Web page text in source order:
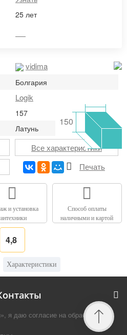
25 лет
vidima
Болгария
Logik
157
Латунь
150
Все характеристики
Печать
и установка
Способ оплаты
наличными и картой
4,8
Характеристики
я даю согласие на обработку